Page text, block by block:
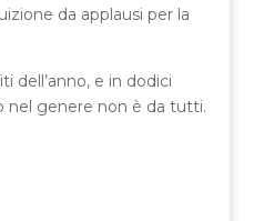
da applausi per la
dell’anno, e in dodici
nel genere non è da tutti.